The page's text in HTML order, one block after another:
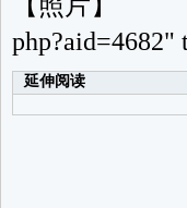
php?aid=4682"
延伸阅读